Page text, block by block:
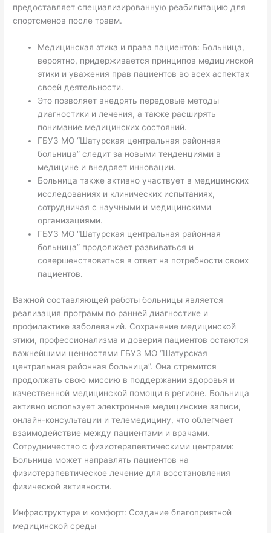
предоставляет специализированную реабилитацию для
спортсменов после травм.
Медицинская этика и права пациентов: Больница,
вероятно, придерживается принципов медицинской
этики и уважения прав пациентов во всех аспектах
своей деятельности.
Это позволяет внедрять передовые методы
диагностики и лечения, а также расширять
понимание медицинских состояний.
ГБУЗ МО “Шатурская центральная районная
больница” следит за новыми тенденциями в
медицине и внедряет инновации.
Больница также активно участвует в медицинских
исследованиях и клинических испытаниях,
сотрудничая с научными и медицинскими
организациями.
ГБУЗ МО “Шатурская центральная районная
больница” продолжает развиваться и
совершенствоваться в ответ на потребности своих
пациентов.
Важной составляющей работы больницы является
реализация программ по ранней диагностике и
профилактике заболеваний. Сохранение медицинской
этики, профессионализма и доверия пациентов остаются
важнейшими ценностями ГБУЗ МО “Шатурская
центральная районная больница”. Она стремится
продолжать свою миссию в поддержании здоровья и
качественной медицинской помощи в регионе. Больница
активно использует электронные медицинские записи,
онлайн-консультации и телемедицину, что облегчает
взаимодействие между пациентами и врачами.
Сотрудничество с физиотерапевтическими центрами:
Больница может направлять пациентов на
физиотерапевтическое лечение для восстановления
физической активности.
Инфраструктура и комфорт: Создание благоприятной
медицинской среды